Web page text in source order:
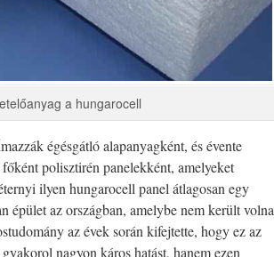
a hungarocell
égésgátló alapanyagként, és évente
polisztirén panelekként, amelyeket
ilyen hungarocell panel átlagosan egy
az országban, amelybe nem került volna
az évek során kifejtette, hogy ez az
nagyon káros hatást, hanem ezen